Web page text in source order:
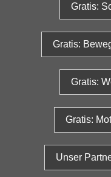
Gratis:
Gratis:
Gratis:
Gratis:
Unser